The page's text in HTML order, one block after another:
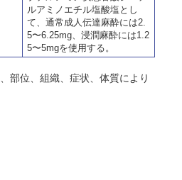
ルアミノエチル塩酸塩とし
て、通常成人伝達麻酔には2.
5〜6.25mg、浸潤麻酔には1.2
5〜5mgを使用する。
部位、組織、症状、体質により